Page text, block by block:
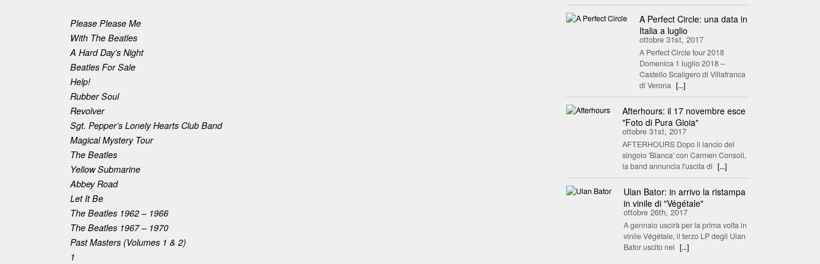
Please Please Me
With The Beatles
A Hard Day’s Night
Beatles For Sale
Help!
Rubber Soul
Revolver
Sgt. Pepper’s Lonely Hearts Club Band
Magical Mystery Tour
The Beatles
Yellow Submarine
Abbey Road
Let It Be
The Beatles 1962 – 1966
The Beatles 1967 – 1970
Past Masters (Volumes 1 & 2)
1
A Perfect Circle: una data in
Italia a luglio
ottobre 31st, 2017
A Perfect Circle tour 2018
Domenica 1 luglio 2018 –
Castello Scaligero di Villafranca
di Verona [...]
Afterhours: il 17 novembre esce
"Foto di Pura Gioia"
ottobre 31st, 2017
AFTERHOURS Dopo il lancio del
singolo 'Bianca' con Carmen Consoli,
la band annuncia l'uscita di [...]
Ulan Bator: in arrivo la ristampa
in vinile di "Végétale"
ottobre 26th, 2017
A gennaio uscirà per la prima volta in
vinile Végétale, il terzo LP degli Ulan
Bator uscito nel [...]